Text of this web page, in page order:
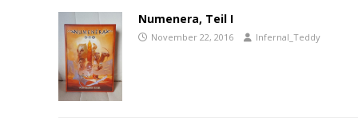
Numenera, Teil I
November 22, 2016 Infernal_Teddy